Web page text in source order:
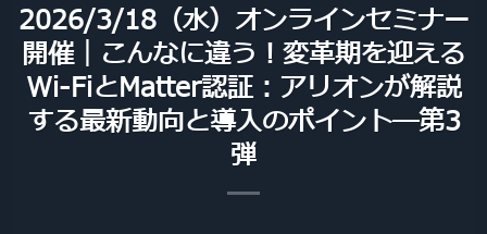
2026/3/18（水）オンラインセミナー
開催｜こんなに違う！変革期を迎える
Wi-FiとMatter認証：アリオンが解説
する最新動向と導入のポイント―第3
弾